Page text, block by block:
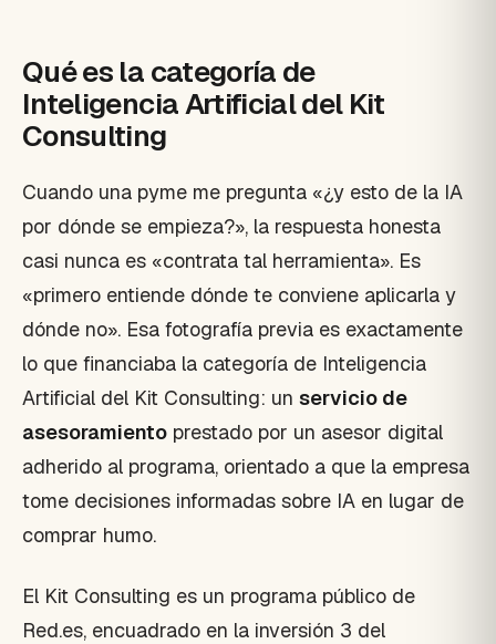
Qué es la categoría de
Inteligencia Artificial del Kit
Consulting
Cuando una pyme me pregunta «¿y esto de la IA
por dónde se empieza?», la respuesta honesta
casi nunca es «contrata tal herramienta». Es
«primero entiende dónde te conviene aplicarla y
dónde no». Esa fotografía previa es exactamente
lo que financiaba la categoría de Inteligencia
Artificial del Kit Consulting: un servicio de
asesoramiento prestado por un asesor digital
adherido al programa, orientado a que la empresa
tome decisiones informadas sobre IA en lugar de
comprar humo.
El Kit Consulting es un programa público de
Red.es, encuadrado en la inversión 3 del